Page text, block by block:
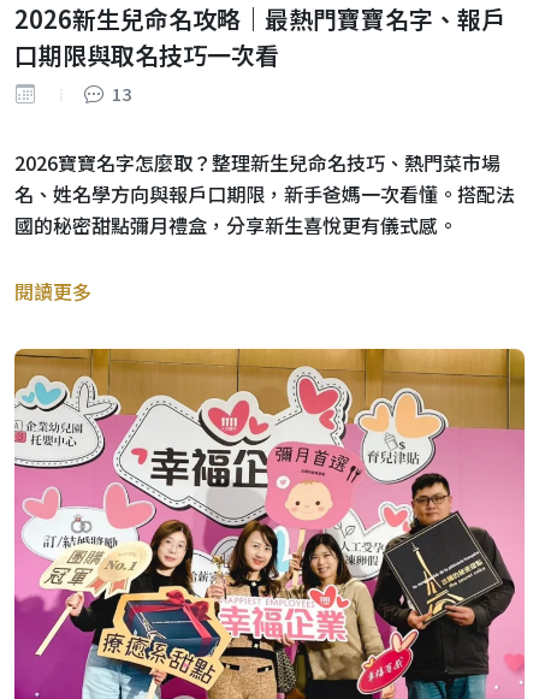
2026新生兒命名攻略｜最熱門寶寶名字、報戶
口期限與取名技巧一次看
13
2026寶寶名字怎麼取？整理新生兒命名技巧、熱門菜市場
名、姓名學方向與報戶口期限，新手爸媽一次看懂。搭配法
國的秘密甜點彌月禮盒，分享新生喜悅更有儀式感。
閱讀更多